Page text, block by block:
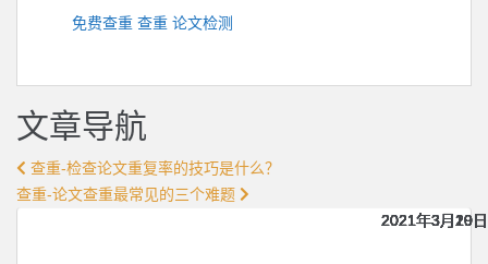
免费查重 查重 论文检测
文章导航
查重-检查论文重复率的技巧是什么？
查重-论文查重最常见的三个难题
2021年3月20日
2021年3月20日
2021年3月20日
2021年3月20日
2021年3月20日
2021年3月19日
2021年3月19日
2021年3月19日
2021年3月19日
2021年3月19日